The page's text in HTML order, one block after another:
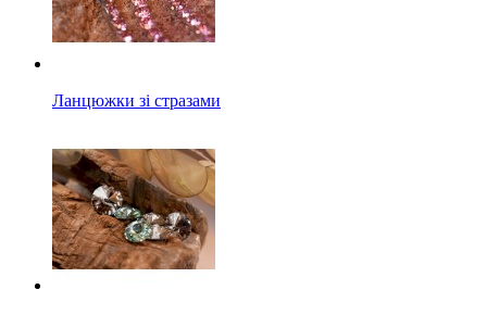
Ланцюжки зі стразами